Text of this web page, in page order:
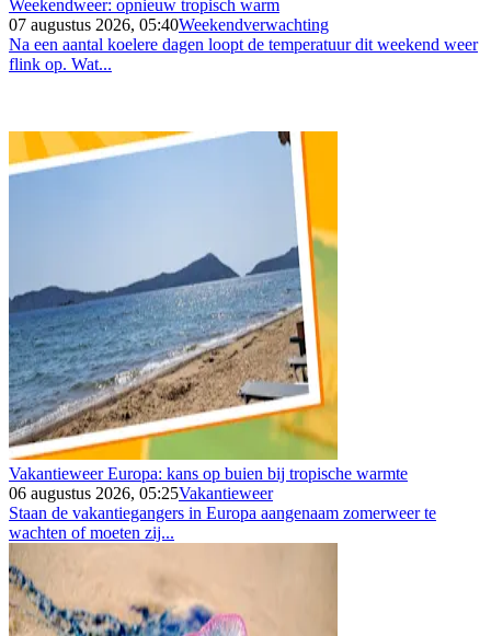
Weekendweer: opnieuw tropisch warm
07 augustus 2026, 05:40Weekendverwachting
Na een aantal koelere dagen loopt de temperatuur dit weekend weer
flink op. Wat...
Vakantieweer Europa: kans op buien bij tropische warmte
06 augustus 2026, 05:25Vakantieweer
Staan de vakantiegangers in Europa aangenaam zomerweer te
wachten of moeten zij...